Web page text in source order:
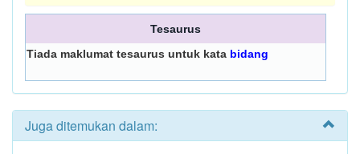
Tesaurus
Tiada maklumat tesaurus untuk kata bidang
Juga ditemukan dalam: